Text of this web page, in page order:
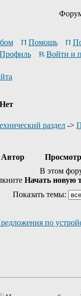
Помощь
Профиль
Войти и
раздел ->
Автор
В этом
Начать новую
Показать темы:
по